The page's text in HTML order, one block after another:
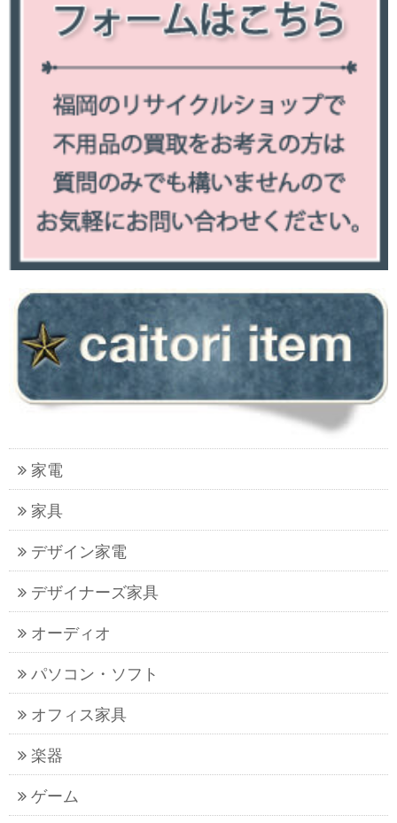
家電
家具
デザイン家電
デザイナーズ家具
オーディオ
パソコン・ソフト
オフィス家具
楽器
ゲーム